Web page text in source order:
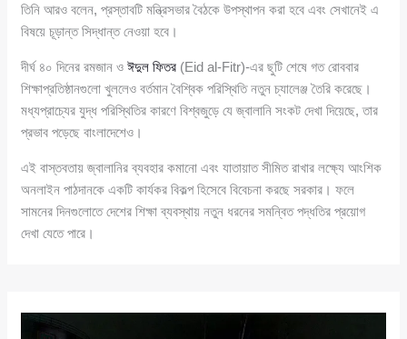
তিনি আরও বলেন, প্রস্তাবটি মন্ত্রিসভার বৈঠকে উপস্থাপন করা হবে এবং সেখানেই এ
বিষয়ে চূড়ান্ত সিদ্ধান্ত নেওয়া হবে।
দীর্ঘ ৪০ দিনের রমজান ওঈদুল ফিতর (Eid al-Fitr)-এর ছুটি শেষে গত রোববার
শিক্ষাপ্রতিষ্ঠানগুলো খুললেও বর্তমান বৈশ্বিক পরিস্থিতি নতুন চ্যালেঞ্জ তৈরি করেছে।
মধ্যপ্রাচ্যের যুদ্ধ পরিস্থিতির কারণে বিশ্বজুড়ে যে জ্বালানি সংকট দেখা দিয়েছে, তার
প্রভাব পড়েছে বাংলাদেশেও।
এই বাস্তবতায় জ্বালানির ব্যবহার কমানো এবং যাতায়াত সীমিত রাখার লক্ষ্যে আংশিক
অনলাইন পাঠদানকে একটি কার্যকর বিকল্প হিসেবে বিবেচনা করছে সরকার। ফলে
সামনের দিনগুলোতে দেশের শিক্ষা ব্যবস্থায় নতুন ধরনের সমন্বিত পদ্ধতির প্রয়োগ
দেখা যেতে পারে।